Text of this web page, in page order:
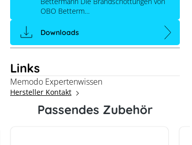
OBO Kartuschenpistole Pyrosit NG
Links
Memodo Expertenwissen
Hersteller Kontakt
OBO Betterm…
Downloads
Passendes Zubehör